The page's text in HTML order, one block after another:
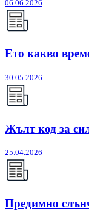
06.06.2026
Ето какво
30.05.2026
Жълт код за
25.04.2026
Предимно